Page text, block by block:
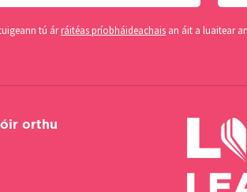
tú árráitéas príobháideachais an áit a luaitear
orthu